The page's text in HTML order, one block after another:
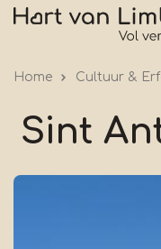
Overslaan
inhoud
gaan
Home Cultuur &
Sint